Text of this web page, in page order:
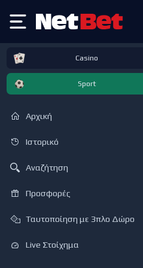
Casino
Sport
Αρχική
Ιστορικό
Αναζήτηση
Προσφορές
Ταυτοποίηση με 3πλο Δώρο
Live Στοίχημα